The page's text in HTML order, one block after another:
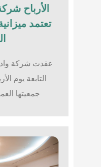
الأرباح
عقدت شركة
جمعيتها